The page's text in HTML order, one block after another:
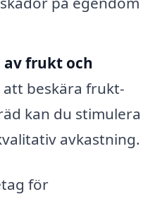
frukt och
att beskära frukt-
kan du stimulera
avkastning.
för